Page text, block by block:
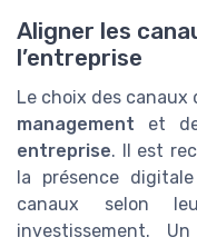
Aligner les
l’entreprise
Le choix des canaux
management et
entreprise. Il est
la présence
canaux selon
investissement. Un